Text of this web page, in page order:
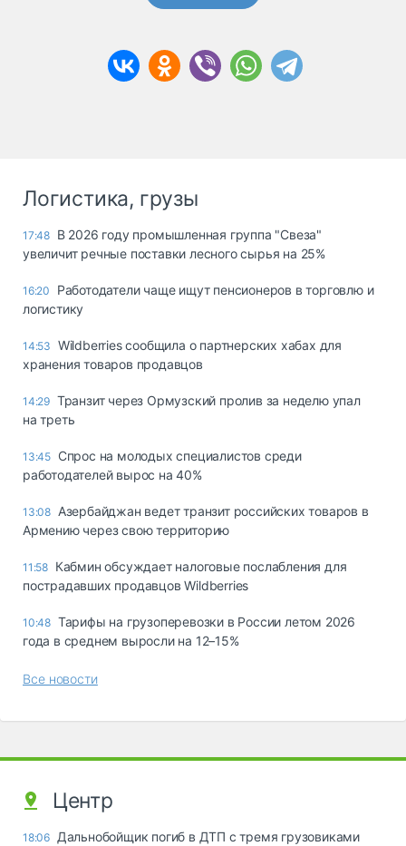
Логистика, грузы
17:48 В 2026 году промышленная группа "Свеза"
увеличит речные поставки лесного сырья на 25%
16:20
Работодатели чаще ищут пенсионеров в торговлю и
логистику
14:53 Wildberries сообщила о партнерских хабах для
хранения товаров продавцов
14:29 Транзит через Ормузский пролив за неделю упал
на треть
13:45 Спрос на молодых специалистов среди
работодателей вырос на 40%
13:08 Азербайджан ведет транзит российских товаров в
Армению через свою территорию
11:58 Кабмин обсуждает налоговые послабления для
пострадавших продавцов Wildberries
10:48 Тарифы на грузоперевозки в России летом 2026
года в среднем выросли на 12–15%
Все новости
Центр
18:06 Дальнобойщик погиб в ДТП с тремя грузовиками